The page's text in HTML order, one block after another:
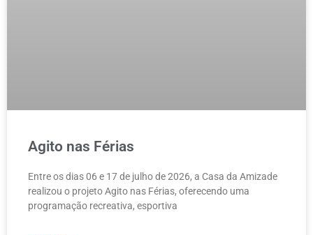
Agito nas Férias
Entre os dias 06 e 17 de julho de 2026, a Casa da Amizade
realizou o projeto Agito nas Férias, oferecendo uma
programação recreativa, esportiva